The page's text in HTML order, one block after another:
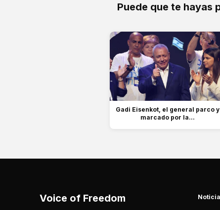
Puede que te hayas
Gadi Eisenkot, el general parco y
marcado por la...
Voice of Freedom